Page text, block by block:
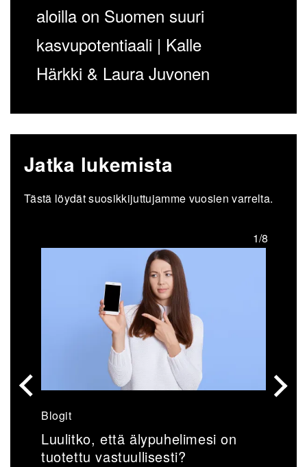
aloilla on Suomen suuri
kasvupotentiaali | Kalle
Härkki & Laura Juvonen
Jatka lukemista
Tästä löydät suosikkijuttujamme vuosien varrelta.
1/8
Blogit
Luulitko, että älypuhelimesi on
tuotettu vastuullisesti?